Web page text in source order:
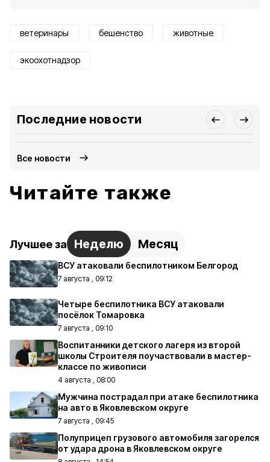
ветеринары бешенство животные
экоохотнадзор
Последние новости
Все новости
Читайте также
Лучшее за Неделю Месяц
ВСУ атаковали беспилотником Белгород
7 августа , 09:12
Четыре беспилотника ВСУ атаковали
посёлок Томаровка
7 августа , 09:10
Воспитанники детского лагеря из второй
школы Строителя поучаствовали в мастер-
классе по живописи
4 августа , 08:00
Мужчина пострадал при атаке беспилотника
на авто в Яковлевском округе
7 августа , 09:45
Полуприцеп грузового автомобиля загорелся
от удара дрона в Яковлевском округе